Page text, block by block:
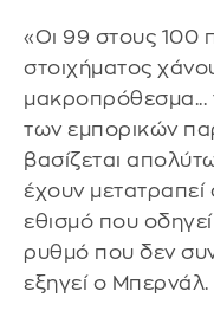
«Οι 99 στους 100
στοιχήματος
μακροπρόθεσμα...
των εμπορικών
βασίζεται
έχουν μετατραπεί
εθισμό που
ρυθμό που δεν
εξηγεί ο Μπερνάλ.